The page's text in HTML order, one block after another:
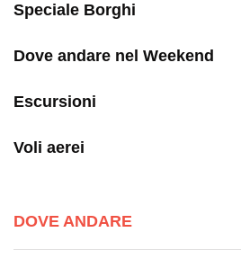
Speciale Borghi
Dove andare nel Weekend
Escursioni
Voli aerei
DOVE ANDARE